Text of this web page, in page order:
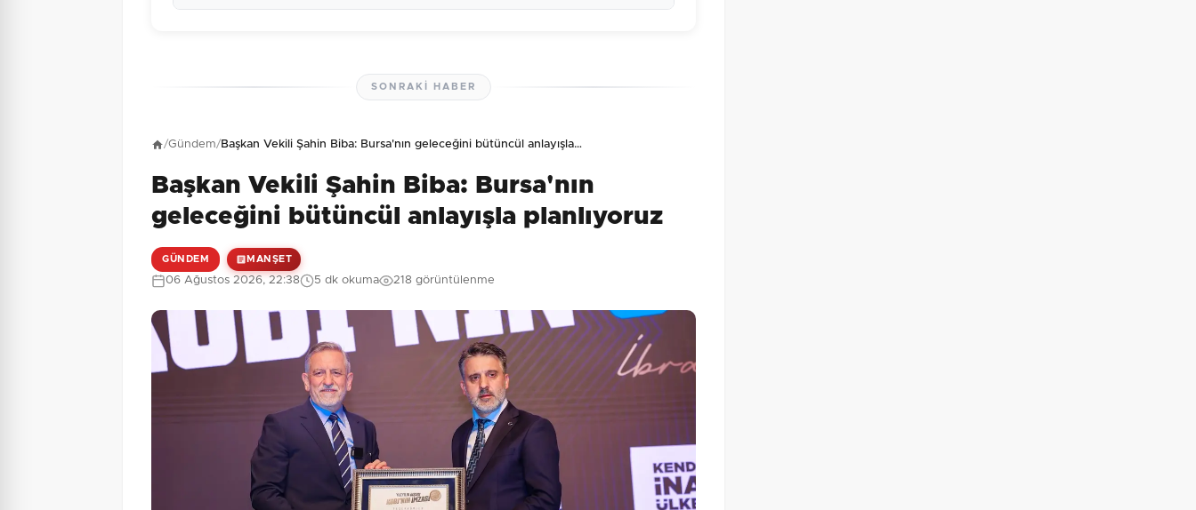
Güvenlik Sorusu: 2 + 10 = ? Gönder
SONRAKI HABER
/Gündem/Başkan Vekili Şahin Biba: Bursa'nın geleceğini bütüncül anlayışla…
Başkan Vekili Şahin Biba: Bursa'nın
geleceğini bütüncül anlayışla planlıyoruz
GÜNDEM MANŞET
06 Ağustos 2026, 22:38 5 dk okuma 218 görüntülenme